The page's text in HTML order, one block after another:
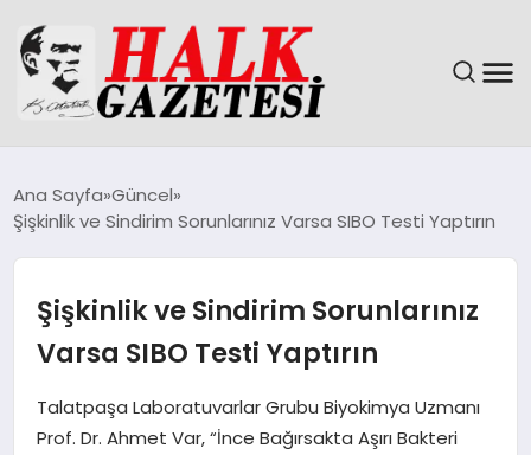
DÜNYA
EĞITIM
EKONOMI
MAGAZIN
Ana Sayfa Güncel
Şişkinlik ve Sindirim Sorunlarınız Varsa SIBO Testi Yaptırın
Şişkinlik ve Sindirim Sorunlarınız
Varsa SIBO Testi Yaptırın
Talatpaşa Laboratuvarlar Grubu Biyokimya Uzmanı
Prof. Dr. Ahmet Var, “İnce Bağırsakta Aşırı Bakteri